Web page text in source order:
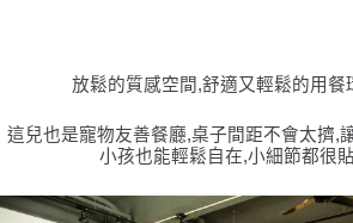
放鬆的質感空間,舒適又輕鬆的用餐
這兒也是寵物友善餐廳,桌子間距不會太擠,
小孩也能輕鬆自在,小細節都很